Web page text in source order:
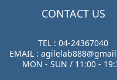
CONTACT US
TEL : 04-24367040
EMAIL :
MON - SUN / 11:00 -